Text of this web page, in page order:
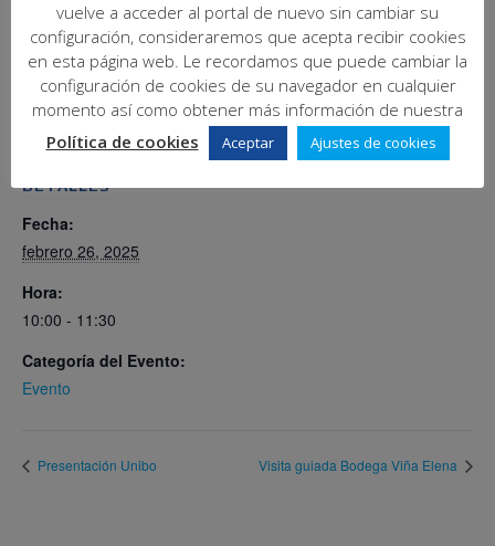
Añadir al calendario
DETALLES
Fecha:
febrero 26, 2025
Hora:
10:00 - 11:30
Categoría del Evento:
Evento
Presentación Unibo Visita guiada Bodega Viña Elena
vuelve a acceder al portal de nuevo sin cambiar su
configuración, consideraremos que acepta recibir cookies
en esta página web. Le recordamos que puede cambiar la
configuración de cookies de su navegador en cualquier
momento así como obtener más información de nuestra
Política de cookies
Aceptar Ajustes de cookies